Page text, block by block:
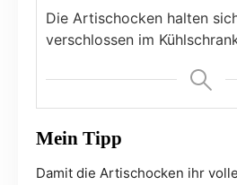
Die Artischocken halten
verschlossen im
Mein Tipp
Damit die Artischocken ihr